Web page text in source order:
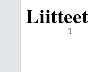
Liitteet
1